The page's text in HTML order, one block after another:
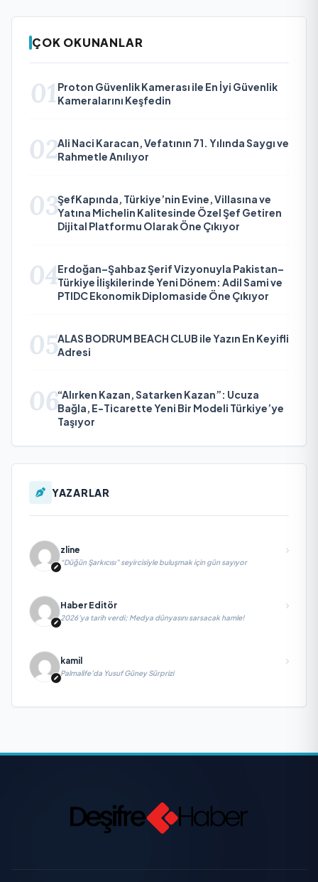
ÇOK OKUNANLAR
01 Proton Güvenlik Kamerası ile En İyi Güvenlik
Kameralarını Keşfedin
02Ali Naci Karacan, Vefatının 71. Yılında Saygı ve
Rahmetle Anılıyor
03ŞefKapında, Türkiye’nin Evine, Villasına ve
Yatına Michelin Kalitesinde Özel Şef Getiren
Dijital Platformu Olarak Öne Çıkıyor
04Erdoğan–Şahbaz Şerif Vizyonuyla Pakistan–
Türkiye İlişkilerinde Yeni Dönem: Adil Sami ve
PTIDC Ekonomik Diplomaside Öne Çıkıyor
05ALAS BODRUM BEACH CLUB ile Yazın En Keyifli
Adresi
06“Alırken Kazan, Satarken Kazan”: Ucuza
Bağla, E-Ticarette Yeni Bir Modeli Türkiye’ye
Taşıyor
YAZARLAR
zline
“Düğün Şarkıcısı” seyircisiyle buluşmak için gün sayıyor
Haber Editör
2026’ya tarih verdi; Medya dünyasını sarsacak hamle!
kamil
Palmalife’da Yusuf Güney Sürprizi